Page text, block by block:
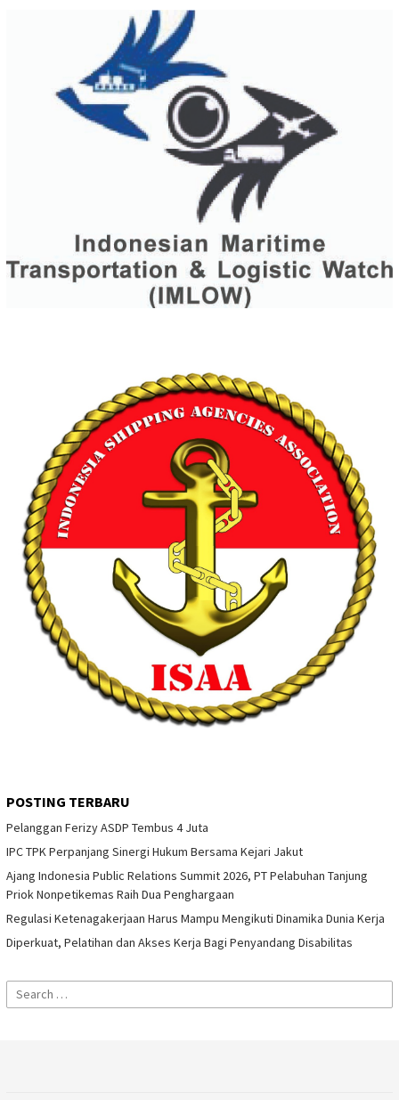
POSTING TERBARU
Pelanggan Ferizy ASDP Tembus 4 Juta
IPC TPK Perpanjang Sinergi Hukum Bersama Kejari Jakut
Ajang Indonesia Public Relations Summit 2026, PT Pelabuhan Tanjung
Priok Nonpetikemas Raih Dua Penghargaan
Regulasi Ketenagakerjaan Harus Mampu Mengikuti Dinamika Dunia Kerja
Diperkuat, Pelatihan dan Akses Kerja Bagi Penyandang Disabilitas
Search
for: